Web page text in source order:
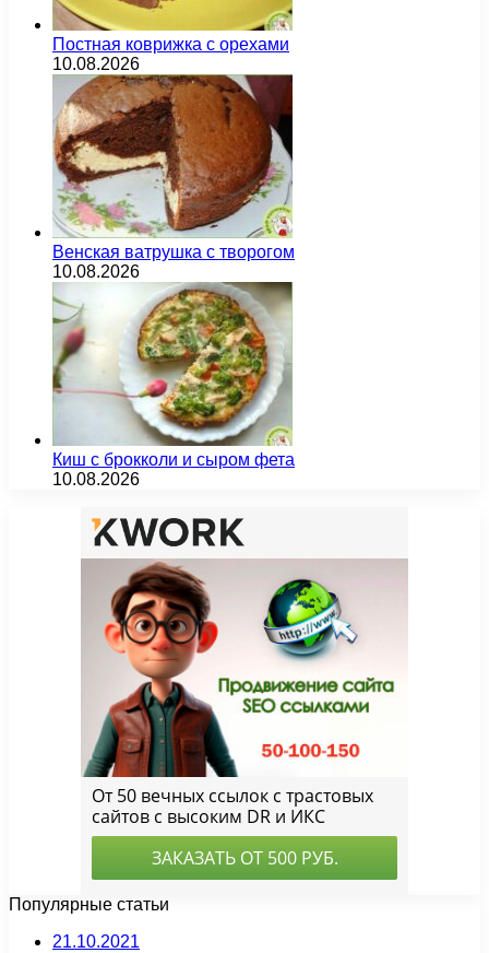
Постная коврижка с орехами
10.08.2026
Венская ватрушка с творогом
10.08.2026
Киш с брокколи и сыром фета
10.08.2026
Популярные статьи
21.10.2021